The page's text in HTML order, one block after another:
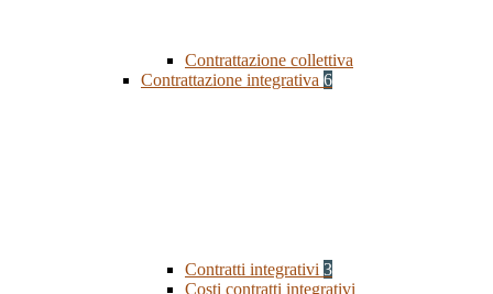
Contrattazione collettiva
Contrattazione integrativa 6
Contratti integrativi 3
Costi contratti integrativi